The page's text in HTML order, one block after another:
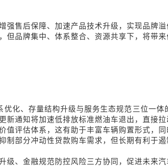
强售后保障、加速产品技术升级，实现品牌
但品牌集中、体系整合、资源共享下，将带
化、存量结构升级与服务生态规范三位一
新通知将加速低排放标准燃油车退出，直接
值评估体系，这有助于丰富车辆购置形式，
部分冲动性贷款购车需求，但长期有利于
级、金融规范防控风险三方协同，促进未来